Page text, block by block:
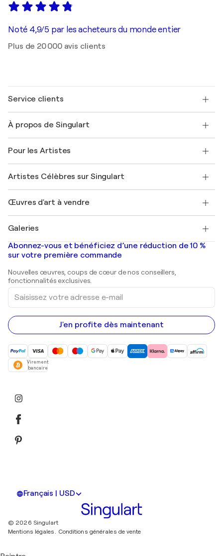
Noté 4,9/5 par les acheteurs du monde entier
Plus de 20 000 avis clients
Service clients
Expédition
Offrir une carte cadeau
Rejoignez notre programme commercial
Mon compte
+33 1 76 44 06 42
À propos de Singulart
FAQ
Magazine Singulart
Emplois
Découvrez une sélection d'art original
Pour les Artistes
Se connecter en tant qu'Artiste
Artistes Célèbres sur Singulart
Marc Chagall
Banksy
Mr. Brainwash
Shepard Fairey
Œuvres d'art à vendre
Tableaux abstraits à vendre
Peintures de paysage
Estampes
Peintures acryliques
Galeries
Galeries d'art en France
Galeries d'art en Belgique
Abonnez-vous et bénéficiez d’une réduction de 10 %
sur votre première commande
Nouvelles œuvres, coups de cœur de nos conseillers,
fonctionnalités exclusives.
Saisissez
votre
adresse
e-
mail
J'en profite dès maintenant
Virement
bancaire
Français | USD
© 2026 Singulart
Mentions légales. Conditions générales de vente